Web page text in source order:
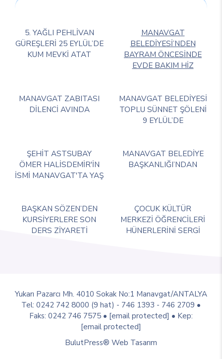
5. YAĞLI PEHLİVAN
GÜREŞLERİ 25 EYLÜL’DE
KUM MEVKİ ATAT
MANAVGAT
BELEDİYESİ’NDEN
BAYRAM ÖNCESİNDE
EVDE BAKIM HİZ
MANAVGAT ZABITASI
DİLENCİ AVINDA
MANAVGAT BELEDİYESİ
TOPLU SÜNNET ŞÖLENİ
9 EYLÜL’DE
ŞEHİT ASTSUBAY
ÖMER HALİSDEMİR'İN
İSMİ MANAVGAT'TA YAŞ
MANAVGAT BELEDİYE
BAŞKANLIĞI’NDAN
BAŞKAN SÖZEN’DEN
KURSİYERLERE SON
DERS ZİYARETİ
ÇOCUK KÜLTÜR
MERKEZİ ÖĞRENCİLERİ
HÜNERLERİNİ SERGİ
Yukarı Pazarcı Mh. 4010 Sokak No:1 Manavgat/ANTALYA
Tel: 0242 742 8000 (9 hat) - 746 1393 - 746 2709 •
Faks: 0242 746 7575 • [email protected] • Kep:
[email protected]
BulutPress® Web Tasarım